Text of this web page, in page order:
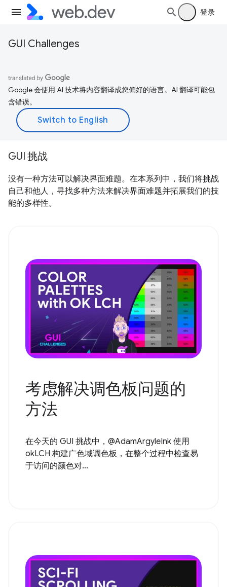
登录
GUI Challenges
Google 会使用 AI 技术将内容翻译成您偏好的语言。AI 翻译可能包
含错误。
GUI 挑战
没有一种方法可以解决界面难题。在本系列中，我们将挑战
自己和他人，寻找多种方法来解决界面难题并拓展我们的技
能的多样性。
考虑解决调色板问题的
方法
在今天的 GUI 挑战中，@AdamArgyleInk 使用
okLCH 构建广色域调色板，在整个过程中检查易
于访问的颜色对...